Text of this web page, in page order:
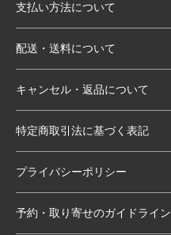
支払い方法について
配送・送料について
キャンセル・返品について
特定商取引法に基づく表記
プライバシーポリシー
予約・取り寄せのガイドライン